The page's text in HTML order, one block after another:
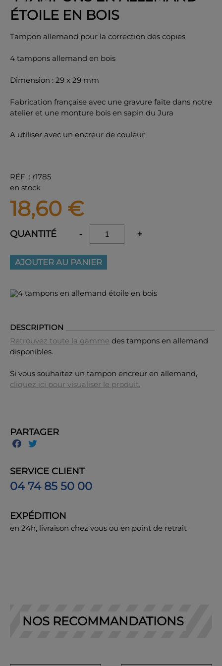
ÉTOILE EN BOIS
Tampon allemand pour la correction des copies
4 tampons allemand en bois
Dimension : 29 x 29 mm
Fabrication française avec une gravure faite dans notre
atelier et une monture bois en sapin du Jura
A utiliser avec un encreur de couleur
RÉF. : r1785
en stock
18,60 €
QUANTITÉ - +
AJOUTER AU PANIER
DESCRIPTION
Retrouvez toute la gamme des tampons en allemand
disponibles.
Si vous souhaitez un tampon encreur en allemand,
cliquez ici pour visualiser le produit.
PARTAGER
SERVICE CLIENT
04 74 85 50 00
EXPÉDITION
en 24h, livraison chez vous ou en point de retrait
NOS RECOMMANDATIONS
OK